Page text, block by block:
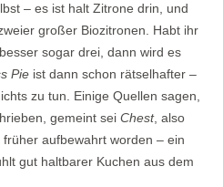
– es ist halt Zitrone drin, und
großer Biozitronen. Habt ihr
sogar drei, dann wird es
Pie ist dann schon rätselhafter –
zu tun. Einige Quellen sagen,
gemeint sei Chest, also
aufbewahrt worden – ein
gut haltbarer Kuchen aus dem